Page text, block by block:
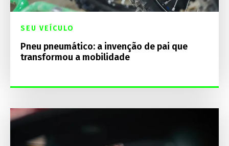
SEU VEÍCULO
Pneu pneumático: a invenção de pai que
transformou a mobilidade